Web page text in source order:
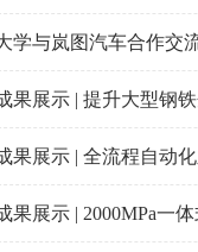
学与岚图汽车合作交
果展示 | 提升大型钢
果展示 | 全流程自动
果展示 | 2000MPa一